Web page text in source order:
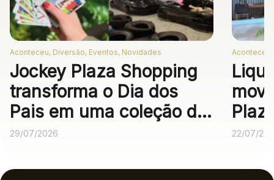
Aconteceu, Diversão, Eventos, Novidades
Jockey Plaza Shopping
transforma o Dia dos
Pais em uma coleção de
experiências
29/07/2026 22/07/